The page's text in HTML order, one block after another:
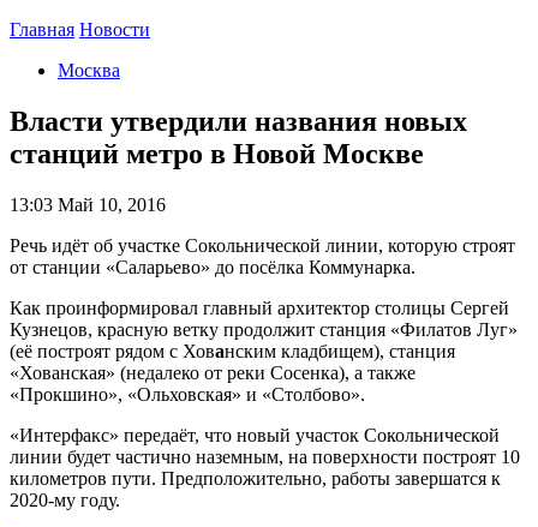
Главная Новости
Москва
Власти утвердили названия новых
станций метро в Новой Москве
13:03 Май 10, 2016
Речь идёт об участке Сокольнической линии, которую строят
от станции «Саларьево» до посёлка Коммунарка.
Как проинформировал главный архитектор столицы Сергей
Кузнецов, красную ветку продолжит станция «Филатов Луг»
(её построят рядом с Хованским кладбищем), станция
«Хованская» (недалеко от реки Сосенка), а также
«Прокшино», «Ольховская» и «Столбово».
«Интерфакс» передаёт, что новый участок Сокольнической
линии будет частично наземным, на поверхности построят 10
километров пути. Предположительно, работы завершатся к
2020-му году.